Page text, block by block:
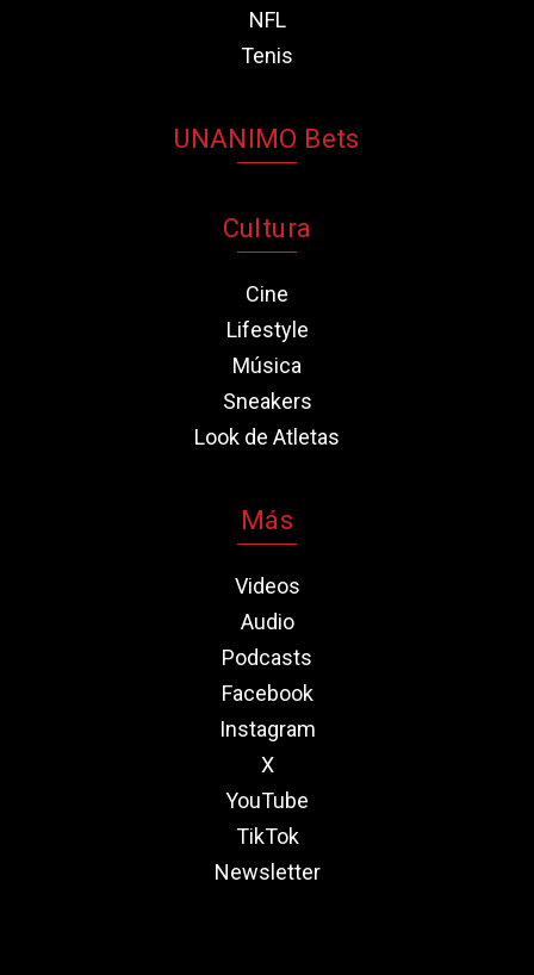
NFL
Tenis
UNANIMO Bets
Cultura
Cine
Lifestyle
Música
Sneakers
Look de Atletas
Más
Videos
Audio
Podcasts
Facebook
Instagram
X
YouTube
TikTok
Newsletter